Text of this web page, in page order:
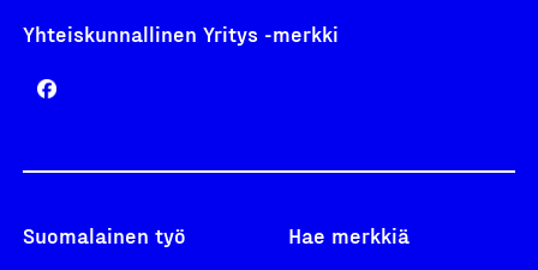
Yhteiskunnallinen Yritys -merkki
Suomalainen työ Hae merkkiä